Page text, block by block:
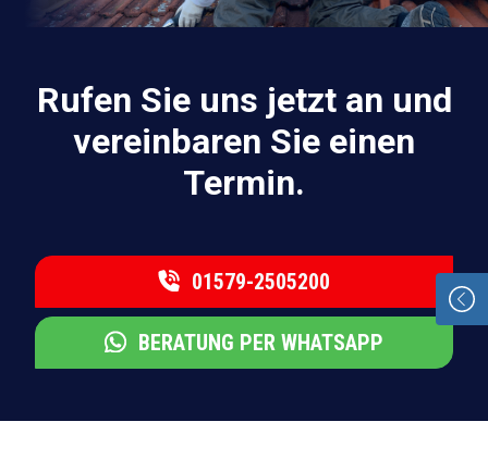
Rufen Sie uns jetzt an und
vereinbaren Sie einen
Termin.
01579-2505200
BERATUNG PER WHATSAPP